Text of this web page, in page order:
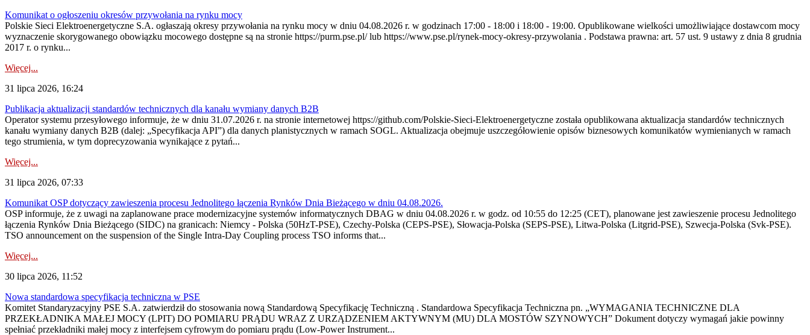
Komunikat o ogłoszeniu okresów przywołania na rynku mocy
Polskie Sieci Elektroenergetyczne S.A. ogłaszają okresy przywołania na rynku mocy w dniu 04.08.2026 r. w godzinach 17:00 - 18:00 i 18:00 - 19:00. Opublikowane wielkości umożliwiające dostawcom mocy
wyznaczenie skorygowanego obowiązku mocowego dostępne są na stronie https://purm.pse.pl/ lub https://www.pse.pl/rynek-mocy-okresy-przywolania . Podstawa prawna: art. 57 ust. 9 ustawy z dnia 8 grudnia
2017 r. o rynku...
Więcej...
31 lipca 2026, 16:24
Publikacja aktualizacji standardów technicznych dla kanału wymiany danych B2B
Operator systemu przesyłowego informuje, że w dniu 31.07.2026 r. na stronie internetowej https://github.com/Polskie-Sieci-Elektroenergetyczne została opublikowana aktualizacja standardów technicznych
kanału wymiany danych B2B (dalej: „Specyfikacja API”) dla danych planistycznych w ramach SOGL. Aktualizacja obejmuje uszczegółowienie opisów biznesowych komunikatów wymienianych w ramach
tego strumienia, w tym doprecyzowania wynikające z pytań...
Więcej...
31 lipca 2026, 07:33
Komunikat OSP dotyczący zawieszenia procesu Jednolitego łączenia Rynków Dnia Bieżącego w dniu 04.08.2026.
OSP informuje, że z uwagi na zaplanowane prace modernizacyjne systemów informatycznych DBAG w dniu 04.08.2026 r. w godz. od 10:55 do 12:25 (CET), planowane jest zawieszenie procesu Jednolitego
łączenia Rynków Dnia Bieżącego (SIDC) na granicach: Niemcy - Polska (50HzT-PSE), Czechy-Polska (CEPS-PSE), Słowacja-Polska (SEPS-PSE), Litwa-Polska (Litgrid-PSE), Szwecja-Polska (Svk-PSE).
TSO announcement on the suspension of the Single Intra-Day Coupling process TSO informs that...
Więcej...
30 lipca 2026, 11:52
Nowa standardowa specyfikacja techniczna w PSE
Komitet Standaryzacyjny PSE S.A. zatwierdził do stosowania nową Standardową Specyfikację Techniczną . Standardowa Specyfikacja Techniczna pn. „WYMAGANIA TECHNICZNE DLA
PRZEKŁADNIKA MAŁEJ MOCY (LPIT) DO POMIARU PRĄDU WRAZ Z URZĄDZENIEM AKTYWNYM (MU) DLA MOSTÓW SZYNOWYCH” Dokument dotyczy wymagań jakie powinny
spełniać przekładniki małej mocy z interfejsem cyfrowym do pomiaru prądu (Low-Power Instrument...